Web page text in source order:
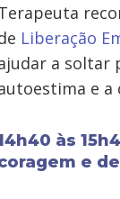
Liberação
a soltar
e a
às
e